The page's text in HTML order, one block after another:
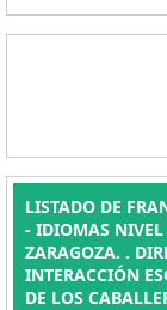
LISTADO DE
- IDIOMAS NIVEL
ZARAGOZA. .
INTERACCIÓN
DE LOS